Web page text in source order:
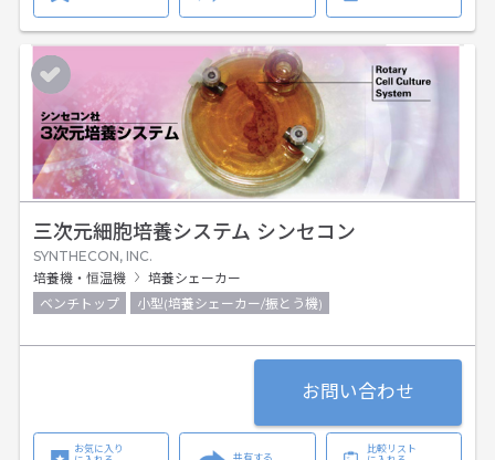
三次元細胞培養システム シンセコン
SYNTHECON, INC.
培養機・恒温機
培養シェーカー
ベンチトップ
小型(培養シェーカー/振とう機)
お問い合わせ
お気に入り
共有する
比較リスト